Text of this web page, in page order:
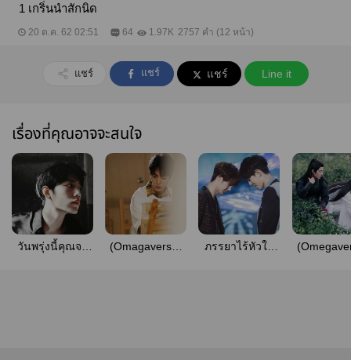
1 เกริ่นนำสักนิด
20 ต.ค. 62 02:51 64 1.97K 2757 คำ (12 หน้า)
แชร์ แชร์ แชร์ Line it
เรื่องที่คุณอาจจะสนใจ
วันพรุ่งนี้คุณจะ
(Omagaverse)
ภรรยาไร้หัวใจ